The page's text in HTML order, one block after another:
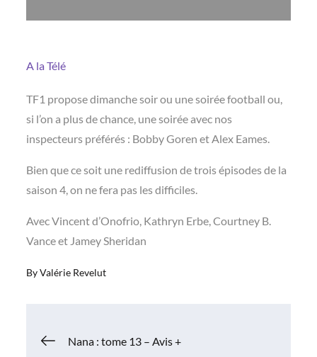
A la Télé
TF1 propose dimanche soir ou une soirée football ou,
si l’on a plus de chance, une soirée avec nos
inspecteurs préférés : Bobby Goren et Alex Eames.
Bien que ce soit une rediffusion de trois épisodes de la
saison 4, on ne fera pas les difficiles.
Avec Vincent d’Onofrio, Kathryn Erbe, Courtney B.
Vance et Jamey Sheridan
ByValérie Revelut
Navigation
Nana : tome 13 – Avis +